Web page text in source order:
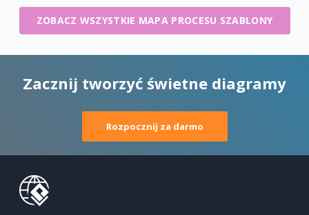
ZOBACZ WSZYSTKIE MAPA PROCESU SZABLONY
Zacznij tworzyć świetne diagramy
Rozpocznij za darmo